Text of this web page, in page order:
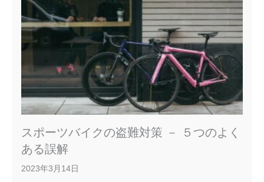
スポーツバイクの盗難対策 － ５つのよく
ある誤解
2023年3月14日